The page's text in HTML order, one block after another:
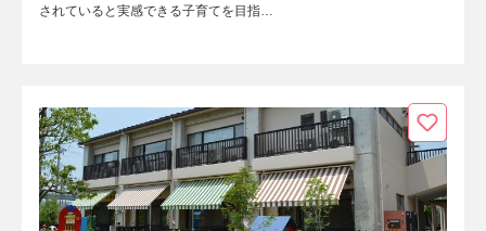
されていると実感できる子育てを目指…